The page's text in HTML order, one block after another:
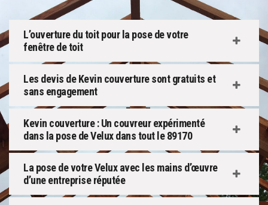
L’ouverture du toit pour la pose de votre
fenêtre de toit
Les devis de Kevin couverture sont gratuits et
sans engagement
Kevin couverture : Un couvreur expérimenté
dans la pose de Velux dans tout le 89170
La pose de votre Velux avec les mains d’œuvre
d’une entreprise réputée